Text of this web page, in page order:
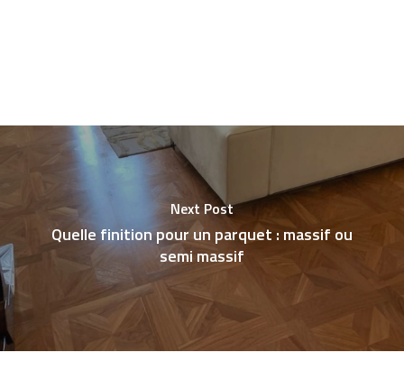
Next Post
Quelle finition pour un parquet : massif ou
semi massif